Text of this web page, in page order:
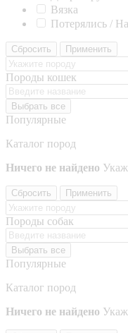
Вязка
Потерялись /
Сбросить Применить
Породы кошек
Выбрать все
Популярные
Каталог пород
Ничего не найдено
Сбросить Применить
Породы собак
Выбрать все
Популярные
Каталог пород
Ничего не найдено